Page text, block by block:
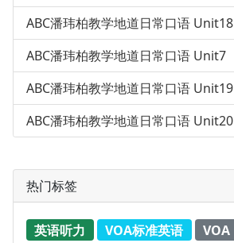
ABC潘玮柏教学地道日常口语 Unit18
ABC潘玮柏教学地道日常口语 Unit7
ABC潘玮柏教学地道日常口语 Unit19
ABC潘玮柏教学地道日常口语 Unit20
热门标签
英语听力 VOA标准英语 VOA